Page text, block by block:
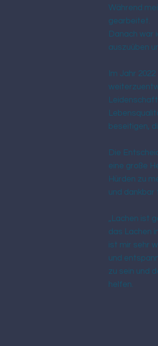
Während
gearbeitet.
Danach war
auszuüben
Im Jahr
beseitigen,
Die
eine große
Hürden zu
und dankbar
„Lachen ist
das Lachen
ist mir sehr
und
zu sein und
helfen.